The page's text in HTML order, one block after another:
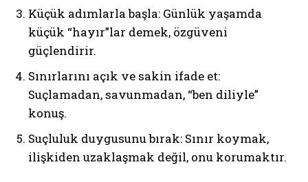
Küçük adımlarla başla: Günlük yaşamda
küçük “hayır”lar demek, özgüveni
güçlendirir.
Sınırlarını açık ve sakin ifade et:
Suçlamadan, savunmadan, “ben diliyle”
konuş.
Suçluluk duygusunu bırak: Sınır koymak,
ilişkiden uzaklaşmak değil, onu korumaktır.